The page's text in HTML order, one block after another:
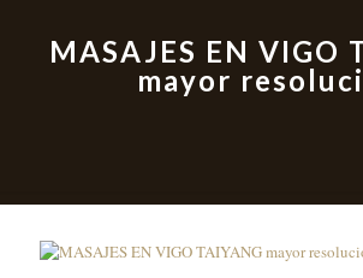
MASAJES EN VIGO
mayor